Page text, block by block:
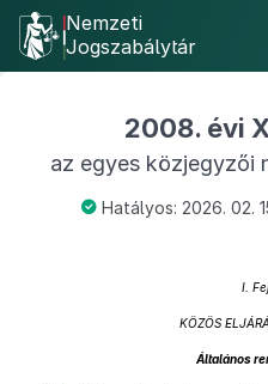
Nemzeti
Jogszabálytár
2008. évi
az egyes közjegyzői
Hatályos: 2026. 02.
I.
KÖZÖS
Általános